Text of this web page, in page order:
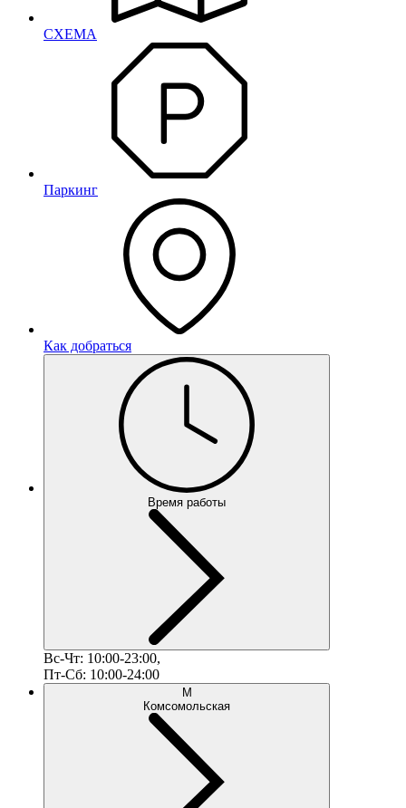
СХЕМА
Паркинг
Как добраться
Время работы
Вс-Чт: 10:00-23:00,
Пт-Сб: 10:00-24:00
М
Комсомольская